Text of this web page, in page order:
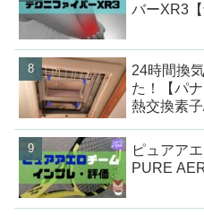
バーXR3【
24時間換
た！【パ
熱交換素
ピュアア
PURE